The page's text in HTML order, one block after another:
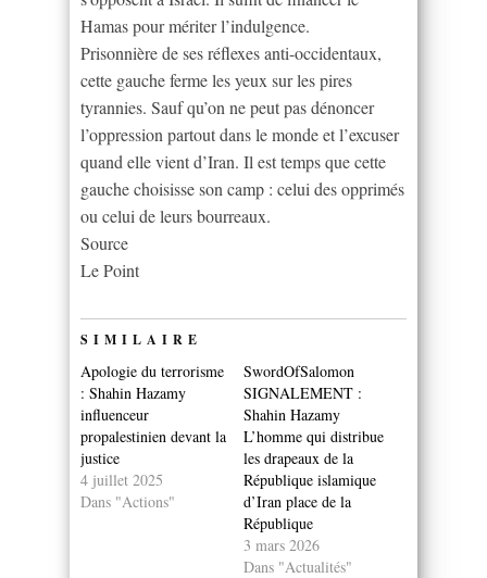
Hamas pour mériter l’indulgence.
Prisonnière de ses réflexes anti-occidentaux,
cette gauche ferme les yeux sur les pires
tyrannies. Sauf qu’on ne peut pas dénoncer
l’oppression partout dans le monde et l’excuser
quand elle vient d’Iran. Il est temps que cette
gauche choisisse son camp : celui des opprimés
ou celui de leurs bourreaux.
Source
Le Point
SIMILAIRE
Apologie du terrorisme
: Shahin Hazamy
influenceur
propalestinien devant la
justice
4 juillet 2025
Dans "Actions"
SwordOfSalomon
SIGNALEMENT :
Shahin Hazamy
L’homme qui distribue
les drapeaux de la
République islamique
d’Iran place de la
République
3 mars 2026
Dans "Actualités"